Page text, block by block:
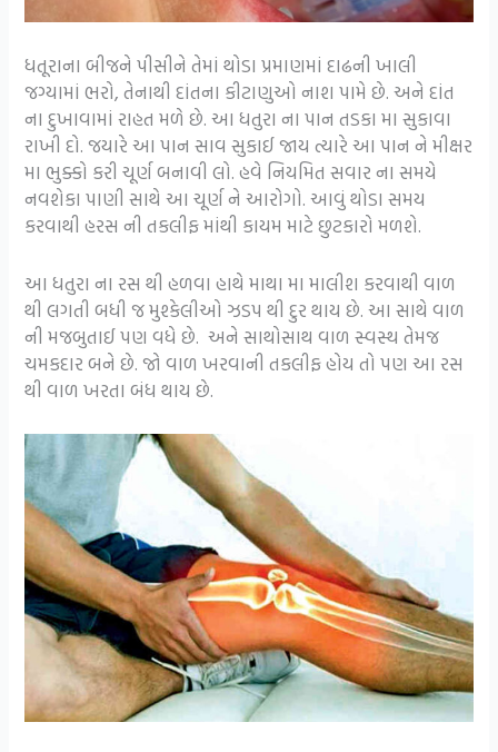
ધતૂરાના બીજને પીસીને તેમાં થોડા પ્રમાણમાં દાઢની ખાલી
જગ્યામાં ભરો, તેનાથી દાંતના કીટાણુઓ નાશ પામે છે. અને દાંત
ના દુખાવામાં રાહત મળે છે. આ ધતુરા ના પાન તડકા મા સુકાવા
રાખી દો. જયારે આ પાન સાવ સુકાઈ જાય ત્યારે આ પાન ને મીક્ષર
મા ભુક્કો કરી ચૂર્ણ બનાવી લો. હવે નિયમિત સવાર ના સમયે
નવશેકા પાણી સાથે આ ચૂર્ણ ને આરોગો. આવું થોડા સમય
કરવાથી હરસ ની તકલીફ માંથી કાયમ માટે છુટકારો મળશે.
આ ધતુરા ના રસ થી હળવા હાથે માથા મા માલીશ કરવાથી વાળ
થી લગતી બધી જ મુશ્કેલીઓ ઝડપ થી દુર થાય છે. આ સાથે વાળ
ની મજબુતાઈ પણ વધે છે. અને સાથોસાથ વાળ સ્વસ્થ તેમજ
ચમકદાર બને છે. જો વાળ ખરવાની તકલીફ હોય તો પણ આ રસ
થી વાળ ખરતા બંધ થાય છે.